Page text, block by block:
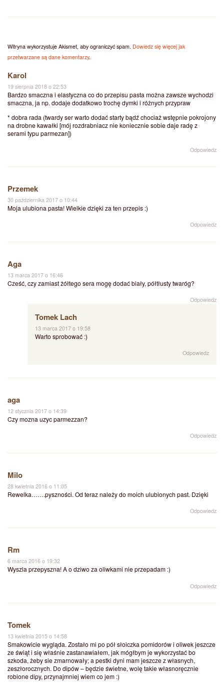
Witryna wykorzystuje Akismet, aby ograniczyć spam. Dowiedz się więcej jak
przetwarzane są dane komentarzy.
Karol
19 sierpnia 2018 o 22:53
Bardzo smaczna i elastyczna co do przepisu pasta można zawsze wychodzi
smaczna, ja np. dodaje dodatkowo trochę dymki i różnych przypraw
* dobra rada (twardy ser warto dodać starty bądź chociaż wstępnie pokrojony
na drobne kawałki [mój rozdrabniacz nie koniecznie sobie daje radę z
serami typu parmezan])
Odpowiedz
Przemek
30 października 2017 o 10:44
Moja ulubiona pasta! Wielkie dzięki za ten przepis :)
Odpowiedz
Aga
13 marca 2017 o 16:46
Cześć, czy zamiast żółtego sera mogę dodać biały, półtłusty twaróg?
Odpowiedz
Tomek Lach
13 marca 2017 o 19:58
Warto sprobować :)
Odpowiedz
aga
12 stycznia 2017 o 14:39
Czy mozna uzyc parmezzan?
Odpowiedz
Milo
28 kwietnia 2016 o 11:05
Rewelka…….pyszności. Od teraz należy do moich ulubionych past. Dzięki
Odpowiedz
Rm
6 marca 2016 o 19:32
Wyszla przepyszna! A o dziwo za oliwkami nie przepadam :)
Odpowiedz
Tomek
13 kwietnia 2015 o 14:58
Smakowicie wygląda. Zostało mi po pół słoiczka pomidorów i oliwek jeszcze
ze świąt i się właśnie zastanawiałem, jak mógłbym je wykorzystać bo
szkoda, żeby sie zmarnowały; a pestki dyni mam jeszcze z własnych,
zeszłorocznych. Do dipów – będzie świetne, wolę takie własnoręcznie
robione dipy, przynajmniej wiem co jem :)